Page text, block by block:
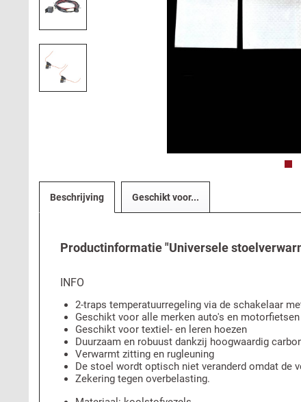
Beschrijving Geschikt voor...
Productinformatie "Universele
INFO
2-traps temperatuurregeling via de schakelaar
Geschikt voor alle merken auto's en
Geschikt voor textiel- en leren hoezen
Duurzaam en robuust dankzij hoogwaardig
Verwarmt zitting en rugleuning
De stoel wordt optisch niet veranderd omdat de
Zekering tegen overbelasting.